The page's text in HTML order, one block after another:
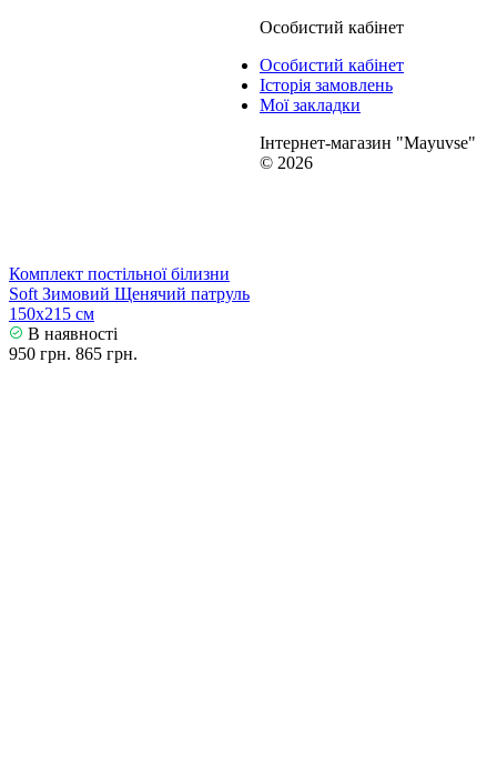
Комплект постільної білизни
Soft Зимовий Щенячий патруль
150х215 см
В наявності
950 грн. 865 грн.
Особистий кабінет
Особистий кабінет
Історія замовлень
Мої закладки
Інтернет-магазин "Mayuvse"
© 2026